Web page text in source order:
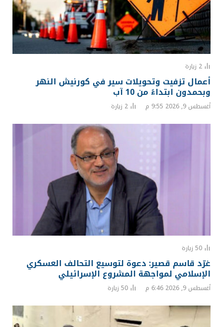
2 زيارة
أعمال تزفيت وتحويلات سير في كورنيش النهر
وبحمدون ابتداءً من 10 آب
أغسطس 9, 2026 9:55 م 2 زيارة
50 زيارة
غرّد قاسم قصير: دعوة لتوسيع التحالف العسكري
الإسلامي لمواجهة المشروع الإسرائيلي
أغسطس 9, 2026 6:46 م 50 زيارة